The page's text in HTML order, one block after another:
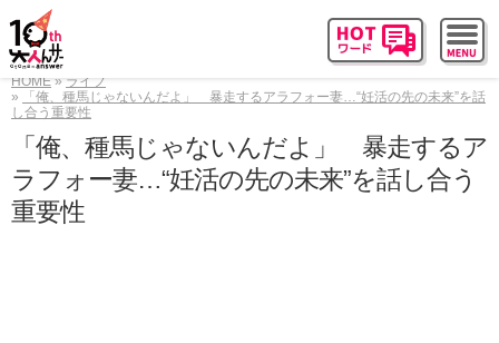
HOME
ライフ
「俺、種馬じゃないんだよ」 暴走するアラフォー妻…“妊活の先の未来”を話
し合う重要性
「俺、種馬じゃないんだよ」 暴走するア
ラフォー妻…“妊活の先の未来”を話し合う
重要性